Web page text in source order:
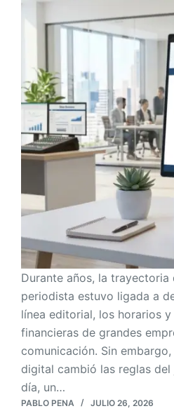
Durante años, la trayectoria
periodista estuvo ligada a
línea editorial, los horarios
financieras de grandes
comunicación. Sin
digital cambió las reglas del
día, un…
PABLO PENA JULIO 26, 2026